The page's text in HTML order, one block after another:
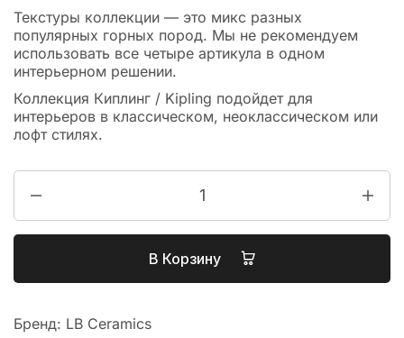
Текстуры коллекции — это микс разных
популярных горных пород. Мы не рекомендуем
использовать все четыре артикула в одном
интерьерном решении.
Коллекция Киплинг / Kipling подойдет для
интерьеров в классическом, неоклассическом или
лофт стилях.
В Корзину
Бренд: LB Ceramics